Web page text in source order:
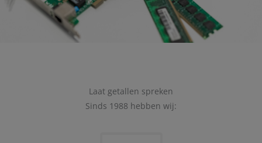
Laat getallen spreken
Sinds 1988 hebben wij: